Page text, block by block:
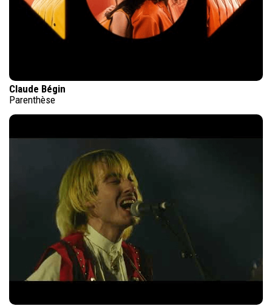
Claude Bégin
Parenthèse